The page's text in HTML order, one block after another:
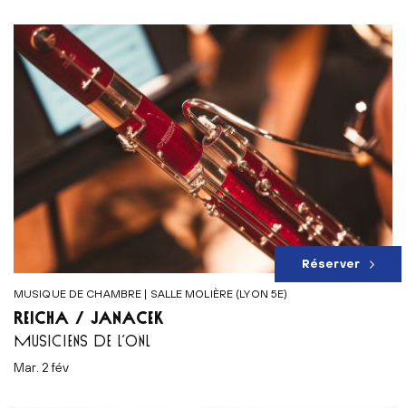
MUSIQUE DE CHAMBRE | SALLE MOLIÈRE (LYON 5E)
REICHA / JANÁČEK
MUSICIENS DE L’ONL
mar. 2 fév
Réserver